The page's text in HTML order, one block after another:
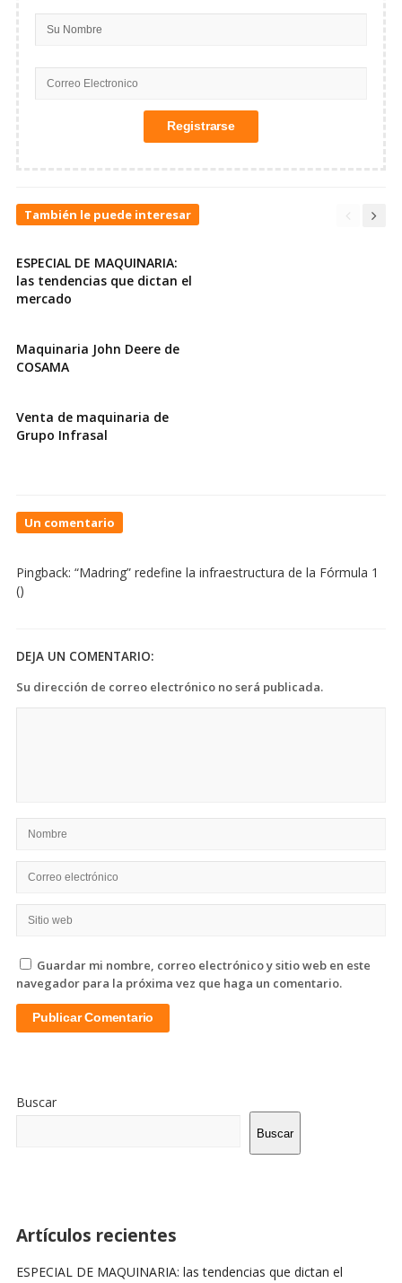
También le puede interesar
ESPECIAL DE MAQUINARIA:
las tendencias que dictan el
mercado
Maquinaria John Deere de
COSAMA
Venta de maquinaria de
Grupo Infrasal
Un comentario
los
mundo
Pingback: “Madring” redefine la infraestructura de la Fórmula 1
()
DEJA UN COMENTARIO:
Su dirección de correo electrónico no será publicada.
Guardar mi nombre, correo electrónico y sitio web en este
navegador para la próxima vez que haga un comentario.
La
Lateral
Buscar
Buscar
Artículos recientes
ESPECIAL DE MAQUINARIA: las tendencias que dictan el